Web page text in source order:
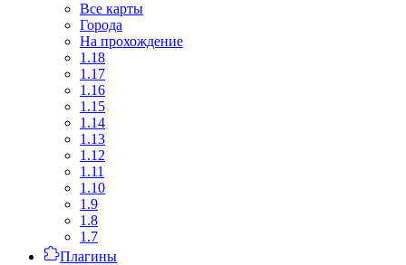
Все карты
Города
На прохождение
1.18
1.17
1.16
1.15
1.14
1.13
1.12
1.11
1.10
1.9
1.8
1.7
Плагины